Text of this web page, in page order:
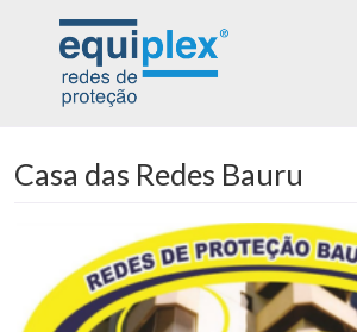
Casa das Redes Bauru